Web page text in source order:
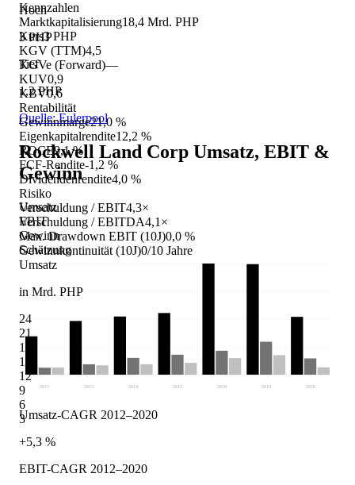
Kennzahlen
Marktkapitalisierung18,4 Mrd. PHP
Kurs3 PHP
KGV (TTM)4,5
KGVe (Forward)—
KUV0,9
KBV0,6
Rentabilität
Gewinnmarge21,0 %
Eigenkapitalrendite12,2 %
ROCE9,1 %
FCF-Rendite-1,2 %
Dividendenrendite4,0 %
Risiko
Verschuldung / EBIT4,3×
Verschuldung / EBITDA4,1×
Max. Drawdown EBIT (10J)0,0 %
Gewinnkontinuität (10J)0/10 Jahre
Umsatz
in Mrd. PHP
24
21
18
15
12
9
6
3
Hoch
3 PHP
Tief
1,2 PHP
Quelle: Eulerpool
Rockwell Land Corp Umsatz, EBIT &
Gewinn
Umsatz
EBIT
Gewinn
Schätzung
2012 2013 2014 2015 2018 2019 2020
Umsatz-CAGR 2012–2020
+5,3 %
EBIT-CAGR 2012–2020